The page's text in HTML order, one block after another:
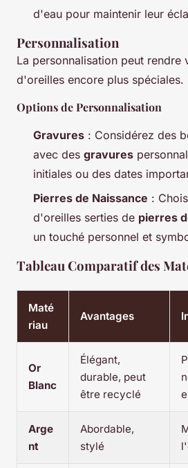
d'eau pour maintenir leur
Personnalisation
La personnalisation peut rendre
d'oreilles encore plus spéciales.
Options de Personnalisation
Gravures : Considérez des
avec des gravures
initiales ou des dates
Pierres de Naissance :
d'oreilles serties de pierres
un touché personnel et
Tableau Comparatif des
Maté
riau
Avantages
Or
Blanc
Élégant,
durable, peut
être recyclé
Arge
nt
Abordable,
stylé